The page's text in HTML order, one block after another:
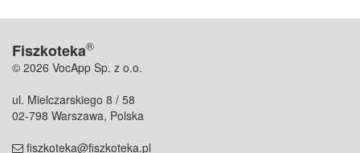
Fiszkoteka®
© 2026 VocApp Sp. z o.o.
ul. Mielczarskiego 8 / 58
02-798 Warszawa, Polska
fiszkoteka@fiszkoteka.pl